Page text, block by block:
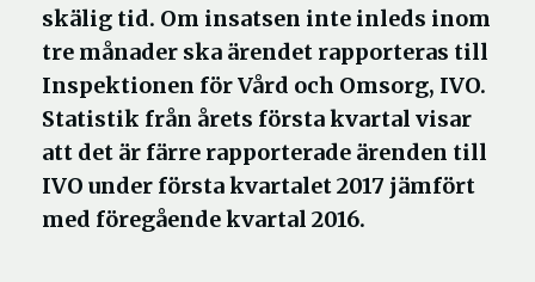
skälig tid. Om insatsen inte inleds inom
tre månader ska ärendet rapporteras till
Inspektionen för Vård och Omsorg, IVO.
Statistik från årets första kvartal visar
att det är färre rapporterade ärenden till
IVO under första kvartalet 2017 jämfört
med föregående kvartal 2016.